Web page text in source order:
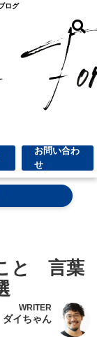
ログ
お問い合わ
せ
と 言葉
WRITER
ダイちゃん